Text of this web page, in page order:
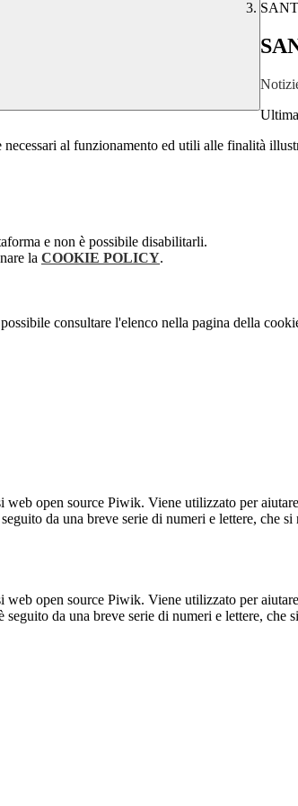
al funzionamento ed utili alle finalità
e non è possibile disabilitarli.
la COOKIE POLICY.
consultare l'elenco nella pagina della
web open source Piwik. Viene utilizzato per
da una breve serie di numeri e lettere, che
web open source Piwik. Viene utilizzato per
da una breve serie di numeri e lettere,